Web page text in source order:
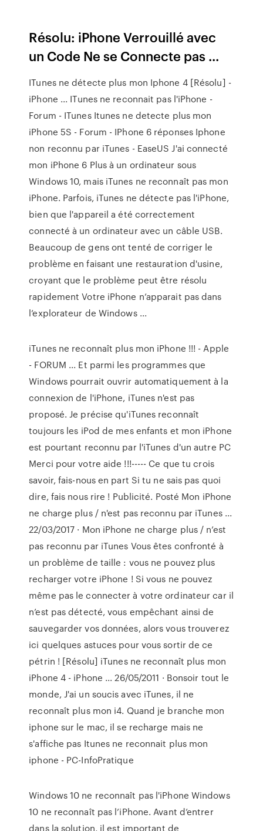
Résolu: iPhone Verrouillé avec
un Code Ne se Connecte pas ...
ITunes ne détecte plus mon Iphone 4 [Résolu] -
iPhone ... ITunes ne reconnait pas l'iPhone -
Forum - ITunes Itunes ne detecte plus mon
iPhone 5S - Forum - IPhone 6 réponses Iphone
non reconnu par iTunes - EaseUS J'ai connecté
mon iPhone 6 Plus à un ordinateur sous
Windows 10, mais iTunes ne reconnaît pas mon
iPhone. Parfois, iTunes ne détecte pas l'iPhone,
bien que l'appareil a été correctement
connecté à un ordinateur avec un câble USB.
Beaucoup de gens ont tenté de corriger le
problème en faisant une restauration d'usine,
croyant que le problème peut être résolu
rapidement Votre iPhone n’apparait pas dans
l’explorateur de Windows ...
iTunes ne reconnaît plus mon iPhone !!! - Apple
- FORUM ... Et parmi les programmes que
Windows pourrait ouvrir automatiquement à la
connexion de l'iPhone, iTunes n'est pas
proposé. Je précise qu'iTunes reconnaît
toujours les iPod de mes enfants et mon iPhone
est pourtant reconnu par l'iTunes d'un autre PC
Merci pour votre aide !!!----- Ce que tu crois
savoir, fais-nous en part Si tu ne sais pas quoi
dire, fais nous rire ! Publicité. Posté Mon iPhone
ne charge plus / n'est pas reconnu par iTunes ...
22/03/2017 · Mon iPhone ne charge plus / n’est
pas reconnu par iTunes Vous êtes confronté à
un problème de taille : vous ne pouvez plus
recharger votre iPhone ! Si vous ne pouvez
même pas le connecter à votre ordinateur car il
n’est pas détecté, vous empêchant ainsi de
sauvegarder vos données, alors vous trouverez
ici quelques astuces pour vous sortir de ce
pétrin ! [Résolu] iTunes ne reconnaît plus mon
iPhone 4 - iPhone ... 26/05/2011 · Bonsoir tout le
monde, J'ai un soucis avec iTunes, il ne
reconnaît plus mon i4. Quand je branche mon
iphone sur le mac, il se recharge mais ne
s'affiche pas Itunes ne reconnait plus mon
iphone - PC-InfoPratique
Windows 10 ne reconnaît pas l'iPhone Windows
10 ne reconnaît pas l’iPhone. Avant d’entrer
dans la solution, il est important de